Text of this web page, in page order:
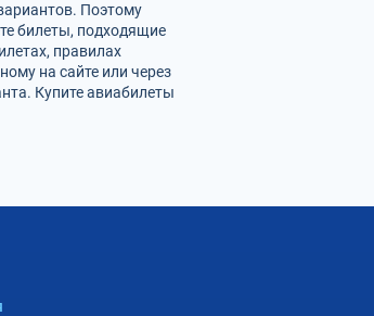
Поэтому
билеты, подходящие
правилах
на сайте или через
Купите авиабилеты